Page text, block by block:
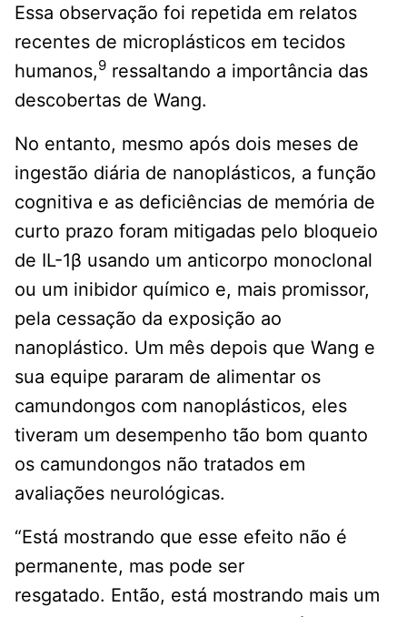
Essa observação foi repetida em relatos
recentes de microplásticos em tecidos
humanos,9 ressaltando a importância das
descobertas de Wang.
No entanto, mesmo após dois meses de
ingestão diária de nanoplásticos, a função
cognitiva e as deficiências de memória de
curto prazo foram mitigadas pelo bloqueio
de IL-1β usando um anticorpo monoclonal
ou um inibidor químico e, mais promissor,
pela cessação da exposição ao
nanoplástico. Um mês depois que Wang e
sua equipe pararam de alimentar os
camundongos com nanoplásticos, eles
tiveram um desempenho tão bom quanto
os camundongos não tratados em
avaliações neurológicas.
“Está mostrando que esse efeito não é
permanente, mas pode ser
resgatado. Então, está mostrando mais um